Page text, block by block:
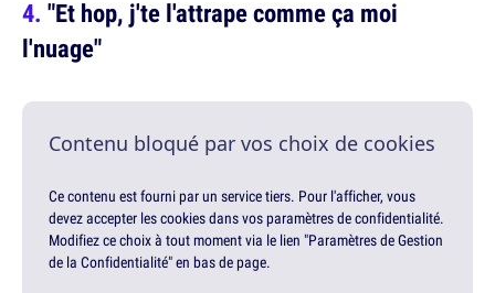
"Et hop, j'te l'attrape comme ça moi
l'nuage"
Contenu bloqué par vos choix de cookies
Ce contenu est fourni par un service tiers. Pour l'afficher, vous
devez accepter les cookies dans vos paramètres de confidentialité.
Modifiez ce choix à tout moment via le lien "Paramètres de Gestion
de la Confidentialité" en bas de page.